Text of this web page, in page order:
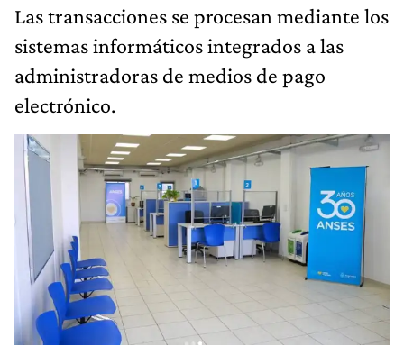
Las transacciones se procesan mediante los
sistemas informáticos integrados a las
administradoras de medios de pago
electrónico.